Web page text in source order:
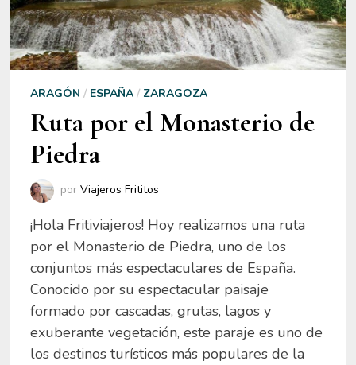
ARAGÓN / ESPAÑA/ ZARAGOZA
Ruta por el Monasterio de
Piedra
por Viajeros Frititos
¡Hola Fritiviajeros! Hoy realizamos una ruta
por el Monasterio de Piedra, uno de los
conjuntos más espectaculares de España.
Conocido por su espectacular paisaje
formado por cascadas, grutas, lagos y
exuberante vegetación, este paraje es uno de
los destinos turísticos más populares de la